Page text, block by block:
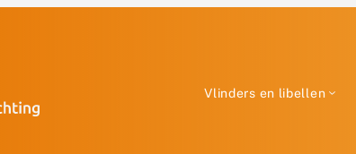
Vlinders en libellen